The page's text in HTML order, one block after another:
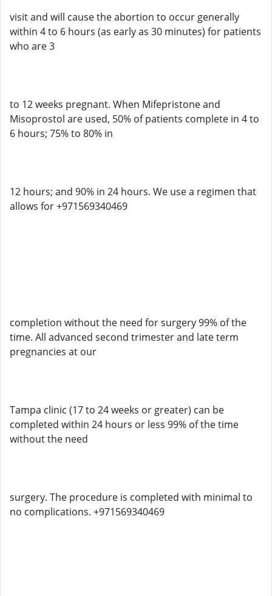
visit and will cause the abortion to occur generally
within 4 to 6 hours (as early as 30 minutes) for patients
who are 3
to 12 weeks pregnant. When Mifepristone and
Misoprostol are used, 50% of patients complete in 4 to
6 hours; 75% to 80% in
12 hours; and 90% in 24 hours. We use a regimen that
allows for +971569340469
completion without the need for surgery 99% of the
time. All advanced second trimester and late term
pregnancies at our
Tampa clinic (17 to 24 weeks or greater) can be
completed within 24 hours or less 99% of the time
without the need
surgery. The procedure is completed with minimal to
no complications. +971569340469